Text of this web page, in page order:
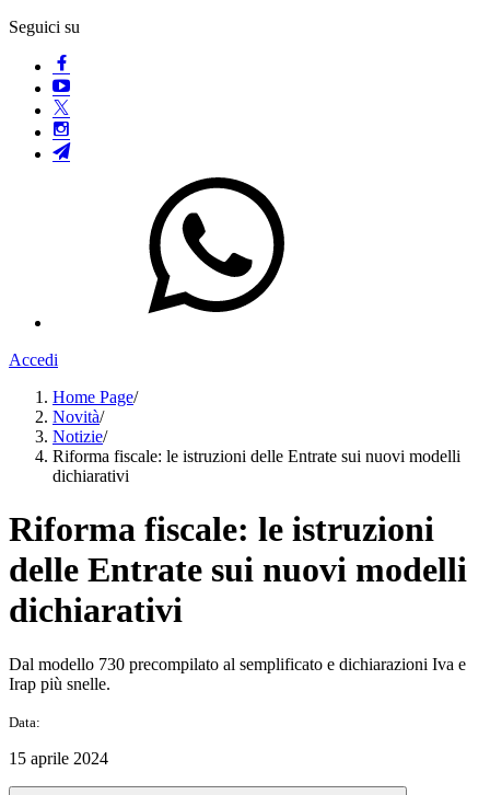
Seguici su
Accedi
Home Page/
Novità/
Notizie/
Riforma fiscale: le istruzioni delle Entrate sui nuovi modelli
dichiarativi
Riforma fiscale: le istruzioni
delle Entrate sui nuovi modelli
dichiarativi
Dal modello 730 precompilato al semplificato e dichiarazioni Iva e
Irap più snelle.
Data:
15 aprile 2024